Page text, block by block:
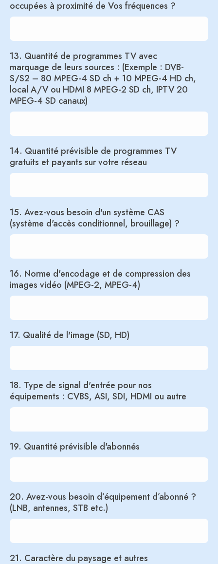
occupées à proximité de Vos fréquences ?
13. Quantité de programmes TV avec
marquage de leurs sources : (Exemple : DVB-
S/S2 – 80 MPEG-4 SD ch + 10 MPEG-4 HD ch,
local A/V ou HDMI 8 MPEG-2 SD ch, IPTV 20
MPEG-4 SD canaux)
14. Quantité prévisible de programmes TV
gratuits et payants sur votre réseau
15. Avez-vous besoin d'un système CAS
(système d'accès conditionnel, brouillage) ?
16. Norme d'encodage et de compression des
images vidéo (MPEG-2, MPEG-4)
17. Qualité de l'image (SD, HD)
18. Type de signal d'entrée pour nos
équipements : CVBS, ASI, SDI, HDMI ou autre
19. Quantité prévisible d'abonnés
20. Avez-vous besoin d’équipement d’abonné ?
(LNB, antennes, STB etc.)
21. Caractère du paysage et autres